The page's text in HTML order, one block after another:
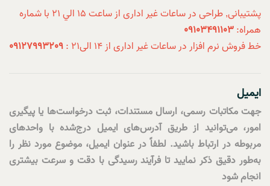
پشتيبانی, طراحی در ساعات غير اداری از ساعت 15 الي 21 با شماره
همراه:09103491103
خط فروش نرم افزار در ساعات غير اداری از 14 الی21 :
09127993209
ایمیل
جهت مکاتبات رسمی، ارسال مستندات، ثبت درخواست‌ها یا پیگیری
امور، می‌توانید از طریق آدرس‌های ایمیل درج‌شده با واحدهای
مربوطه در ارتباط باشید. لطفاً در عنوان ایمیل، موضوع مورد نظر را
به‌طور دقیق ذکر نمایید تا فرآیند رسیدگی با دقت و سرعت بیشتری
انجام شود